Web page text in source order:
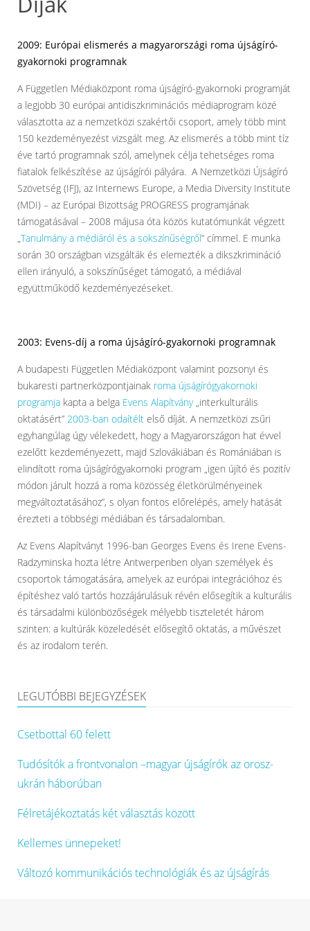
2009: Európai elismerés a magyarországi roma újságíró-
gyakornoki programnak
A Független Médiaközpont roma újságíró-gyakornoki programját
a legjobb 30 európai antidiszkriminációs médiaprogram közé
választotta az a nemzetközi szakértői csoport, amely több mint
150 kezdeményezést vizsgált meg. Az elismerés a több mint tíz
éve tartó programnak szól, amelynek célja tehetséges roma
fiatalok felkészítése az újságírói pályára. A Nemzetközi Újságíró
Szövetség (IFJ), az Internews Europe, a Media Diversity Institute
(MDI) – az Európai Bizottság PROGRESS programjának
támogatásával – 2008 májusa óta közös kutatómunkát végzett
„Tanulmány a médiáról és a sokszínűségről” címmel. E munka
során 30 országban vizsgálták és elemezték a dikszkrimináció
ellen irányuló, a sokszínűséget támogató, a médiával
együttműködő kezdeményezéseket.
2003: Evens-díj a roma újságíró-gyakornoki programnak
A budapesti Független Médiaközpont valamint pozsonyi és
bukaresti partnerközpontjainak roma újságírógyakornoki
programja kapta a belga Evens Alapítvány „interkulturális
oktatásért” 2003-ban odaítélt első díját. A nemzetközi zsűri
egyhangúlag úgy vélekedett, hogy a Magyarországon hat évvel
ezelőtt kezdeményezett, majd Szlovákiában és Romániában is
elindított roma újságírógyakornoki program „igen újító és pozitív
módon járult hozzá a roma közösség életkörülményeinek
megváltoztatásához”, s olyan fontos előrelépés, amely hatását
érezteti a többségi médiában és társadalomban.
Az Evens Alapítványt 1996-ban Georges Evens és Irene Evens-
Radzyminska hozta létre Antwerpenben olyan személyek és
csoportok támogatására, amelyek az európai integrációhoz és
építéshez való tartós hozzájárulásuk révén elősegítik a kulturális
és társadalmi különbözőségek mélyebb tiszteletét három
szinten: a kultúrák közeledését elősegítő oktatás, a művészet
és az irodalom terén.
LEGUTÓBBI BEJEGYZÉSEK
Csetbottal 60 felett
Tudósítók a frontvonalon –magyar újságírók az orosz-
ukrán háborúban
Félretájékoztatás két választás között
Kellemes ünnepeket!
Változó kommunikációs technológiák és az újságírás